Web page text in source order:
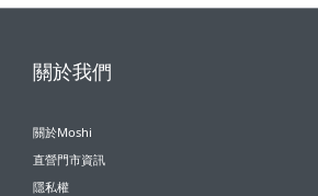
關於我們
關於Moshi
直營門市資訊
隱私權